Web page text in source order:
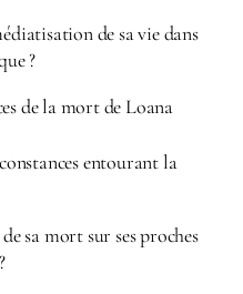
de sa vie dans
?
de la mort de Loana
entourant la
sa mort sur ses proches